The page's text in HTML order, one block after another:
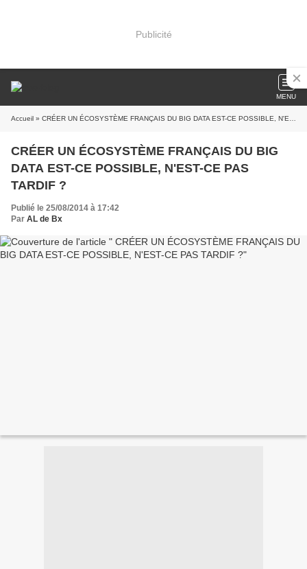
Publicité
MENU
Accueil » CRÉER UN ÉCOSYSTÈME FRANÇAIS DU BIG DATA EST-CE POSSIBLE, N'EST-CE PAS TARDIF ?
CRÉER UN ÉCOSYSTÈME FRANÇAIS DU BIG
DATA EST-CE POSSIBLE, N'EST-CE PAS
TARDIF ?
Publié le 25/08/2014 à 17:42
Par AL de Bx